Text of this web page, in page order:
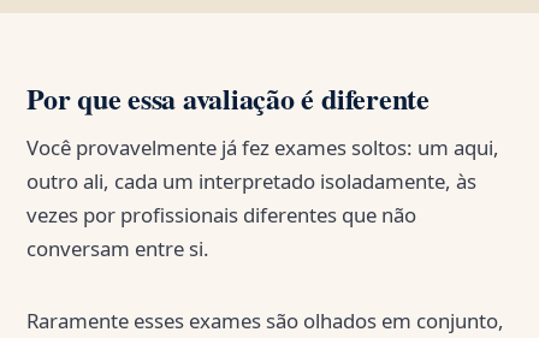
Por que essa avaliação é diferente
Você provavelmente já fez exames soltos: um aqui,
outro ali, cada um interpretado isoladamente, às
vezes por profissionais diferentes que não
conversam entre si.
Raramente esses exames são olhados em conjunto,